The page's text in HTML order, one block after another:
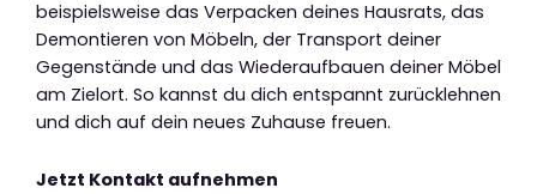
beispielsweise das Verpacken deines Hausrats, das
Demontieren von Möbeln, der Transport deiner
Gegenstände und das Wiederaufbauen deiner Möbel
am Zielort. So kannst du dich entspannt zurücklehnen
und dich auf dein neues Zuhause freuen.
Jetzt Kontakt aufnehmen